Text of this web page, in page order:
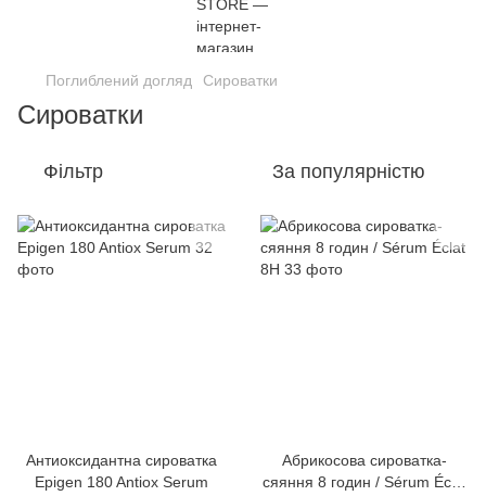
Поглиблений догляд Сироватки
Сироватки
Фільтр За популярністю
Антиоксидантна сироватка
Epigen 180 Antiox Serum
Абрикосова сироватка-
сяяння 8 годин / Sérum Éclat